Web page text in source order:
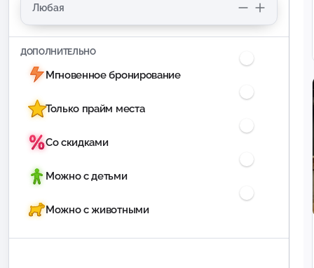
ДОПОЛНИТЕЛЬНО
Мгновенное бронирование
Только прайм места
Со скидками
Можно с детьми
Можно с животными